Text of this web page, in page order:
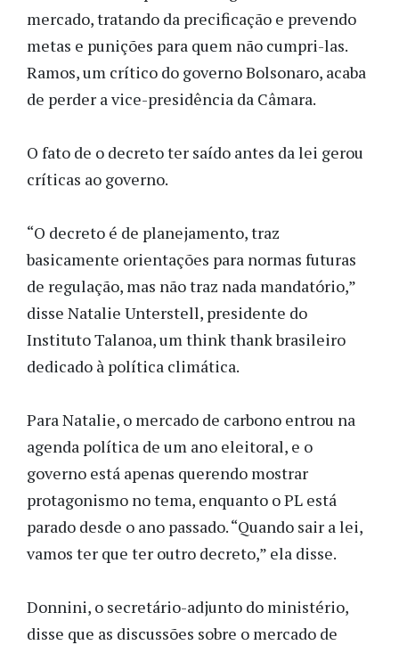
mercado, tratando da precificação e prevendo
metas e punições para quem não cumpri-las.
Ramos, um crítico do governo Bolsonaro, acaba
de perder a vice-presidência da Câmara.
O fato de o decreto ter saído antes da lei gerou
críticas ao governo.
“O decreto é de planejamento, traz
basicamente orientações para normas futuras
de regulação, mas não traz nada mandatório,”
disse Natalie Unterstell, presidente do
Instituto Talanoa, um think thank brasileiro
dedicado à política climática.
Para Natalie, o mercado de carbono entrou na
agenda política de um ano eleitoral, e o
governo está apenas querendo mostrar
protagonismo no tema, enquanto o PL está
parado desde o ano passado. “Quando sair a lei,
vamos ter que ter outro decreto,” ela disse.
Donnini, o secretário-adjunto do ministério,
disse que as discussões sobre o mercado de